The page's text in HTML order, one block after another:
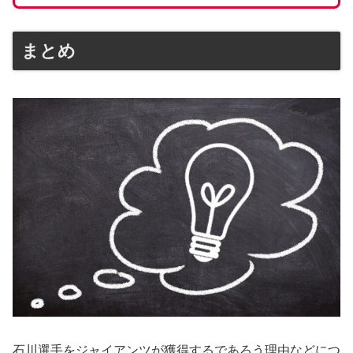
まとめ
石川選手をジャイアンツが獲得するであろう理由などにつ